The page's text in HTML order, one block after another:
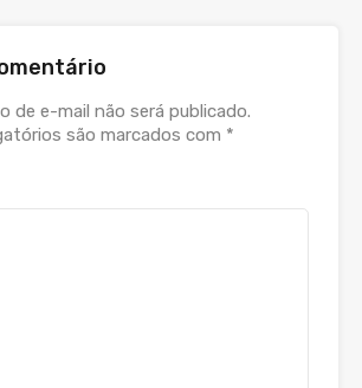
de e-mail não será publicado.
são marcados com *